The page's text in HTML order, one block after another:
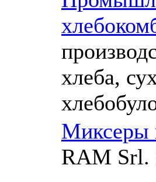
хлеба,
Миксеры
RAM Srl.